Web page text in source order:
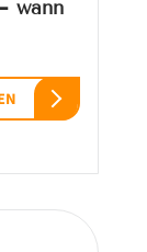
wann